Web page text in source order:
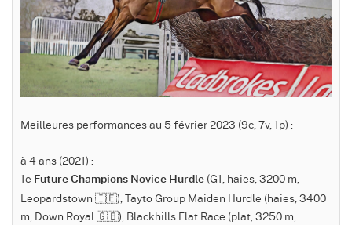
Meilleures performances au 5 février 2023 (9c, 7v, 1p) :
à 4 ans (2021) :
1e Future Champions Novice Hurdle (G1, haies, 3200 m,
Leopardstown 🇮🇪), Tayto Group Maiden Hurdle (haies, 3400
m, Down Royal 🇬🇧), Blackhills Flat Race (plat, 3250 m,